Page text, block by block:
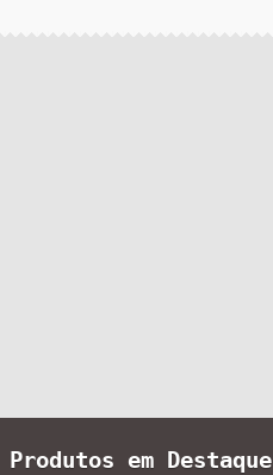
Produtos em Destaque